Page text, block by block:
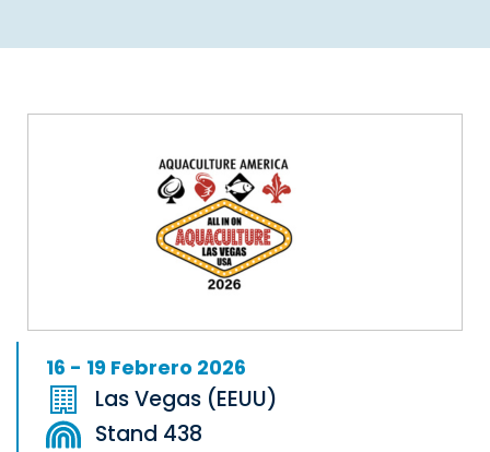
16 - 19 Febrero 2026
Las Vegas (EEUU)
Stand 438